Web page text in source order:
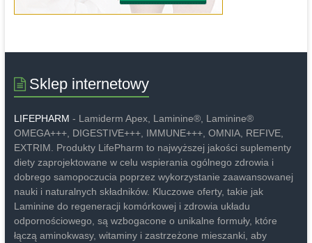
Sklep internetowy
LIFEPHARM - Lamiderm Apex, Laminine®, Laminine®
OMEGA+++, DIGESTIVE+++, IMMUNE+++, OMNIA, REFIVE,
EXTRIM. Produkty LifePharm to najwyższej jakości suplementy
diety zaprojektowane w celu wspierania ogólnego zdrowia i
dobrego samopoczucia poprzez wykorzystanie zaawansowanej
nauki i naturalnych składników. Kluczowe oferty, takie jak
Laminine do regeneracji komórkowej i zdrowia układu
odpornościowego, są wzbogacone o unikalne formuły, które
łączą aminokwasy, witaminy i zastrzeżone mieszanki, aby